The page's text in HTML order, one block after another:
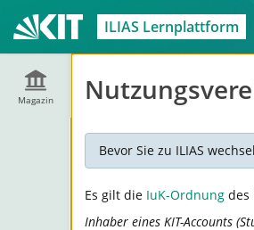
ILIAS Lernplattform
Magazin
Bevor Sie zu ILIAS
Es gilt die IuK-Ordnung des
Inhaber eines KIT-Accounts